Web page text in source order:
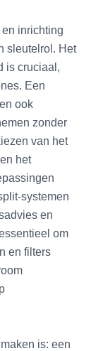
inrichting
sleutelrol. Het
is cruciaal,
Een
ook
zonder
van het
het
systemen
en
om
en filters
is: een